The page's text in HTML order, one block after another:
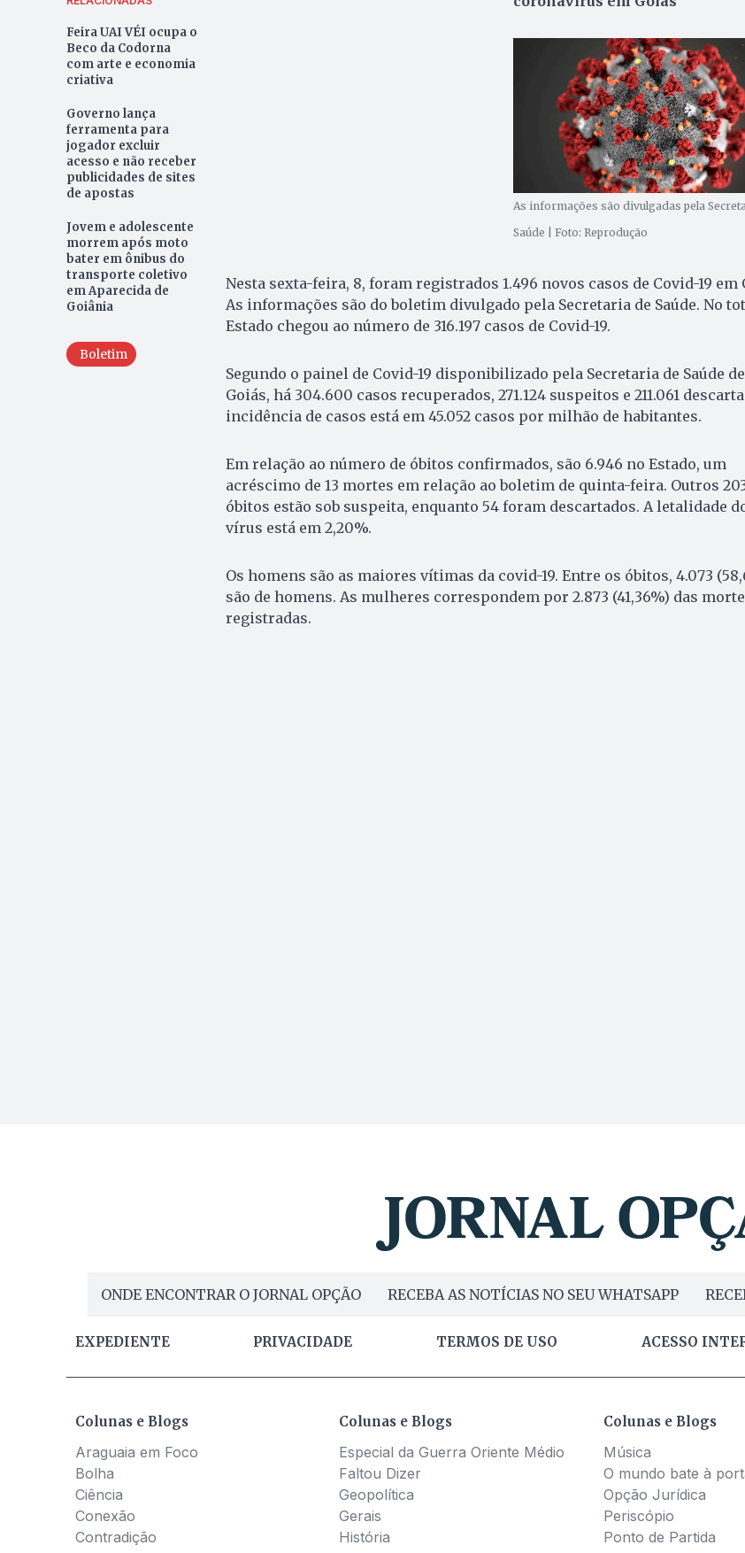
Feira UAI VÉI ocupa o
Beco da Codorna
com arte e economia
criativa
Governo lança
ferramenta para
jogador excluir
acesso e não receber
publicidades de sites
de apostas
Jovem e adolescente
morrem após moto
bater em ônibus do
transporte coletivo
em Aparecida de
Goiânia
Boletim
As informações são divulgadas pela
Saúde | Foto: Reprodução
Nesta sexta-feira, 8, foram registrados 1.496 novos casos de Covid-19 em
As informações são do boletim divulgado pela Secretaria de Saúde. No
Estado chegou ao número de 316.197 casos de Covid-19.
Segundo o painel de Covid-19 disponibilizado pela Secretaria de Saúde de
Goiás, há 304.600 casos recuperados, 271.124 suspeitos e 211.061
incidência de casos está em 45.052 casos por milhão de habitantes.
Em relação ao número de óbitos confirmados, são 6.946 no Estado, um
acréscimo de 13 mortes em relação ao boletim de quinta-feira. Outros
óbitos estão sob suspeita, enquanto 54 foram descartados. A letalidade
vírus está em 2,20%.
Os homens são as maiores vítimas da covid-19. Entre os óbitos, 4.073
são de homens. As mulheres correspondem por 2.873 (41,36%) das
registradas.
ONDE ENCONTRAR O JORNAL OPÇÃO RECEBA AS NOTÍCIAS NO SEU WHATSAPP
EXPEDIENTE PRIVACIDADE TERMOS DE USO ACESSO
Colunas e Blogs
Araguaia em Foco
Bolha
Ciência
Conexão
Contradição
Colunas e Blogs
Especial da Guerra Oriente Médio
Faltou Dizer
Geopolítica
Gerais
História
Colunas e Blogs
Música
O mundo bate à
Opção Jurídica
Periscópio
Ponto de Partida